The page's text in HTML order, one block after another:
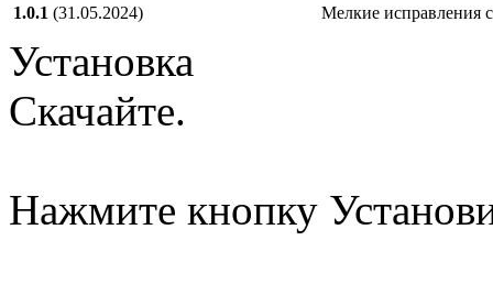
1.0.1 (31.05.2024) Мелкие исправления
Установка
Скачайте.
Нажмите кнопку